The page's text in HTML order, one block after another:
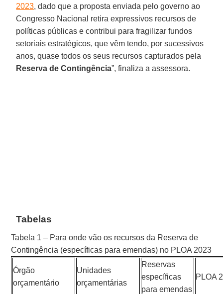
2023, dado que a proposta enviada pelo governo ao
Congresso Nacional retira expressivos recursos de
políticas públicas e contribui para fragilizar fundos
setoriais estratégicos, que vêm tendo, por sucessivos
anos, quase todos os seus recursos capturados pela
Reserva de Contingência”, finaliza a assessora.
Tabelas
Tabela 1 – Para onde vão os recursos da Reserva de
Contingência (específicas para emendas) no PLOA 2023
Órgão
orçamentário
Unidades
orçamentárias
Reservas
específicas
para emendas
PLOA